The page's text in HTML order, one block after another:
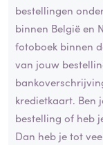
bestellingen
binnen België en
fotoboek binnen
van jouw
kredietkaart. Ben
bestelling of heb
Dan heb je tot